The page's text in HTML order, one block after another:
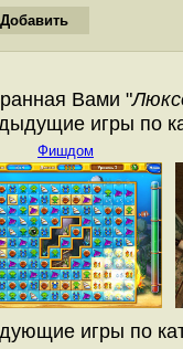
Вами "
игры по
Фишдом
игры по